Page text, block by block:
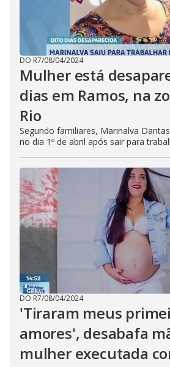
DO R7/08/04/2024
Mulher está
dias em Ramos, na
Rio
Segundo familiares, Marinalva
no dia 1º de abril após sair para
DO R7/08/04/2024
'Tiraram meus
amores', desabafa
mulher executada